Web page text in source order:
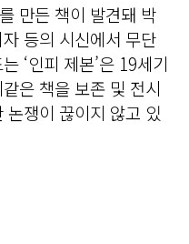
만든 책이 발견돼 박
등의 시신에서 무단
‘인피 제본’은 19세기
은 책을 보존 및 전시
논쟁이 끊이지 않고 있